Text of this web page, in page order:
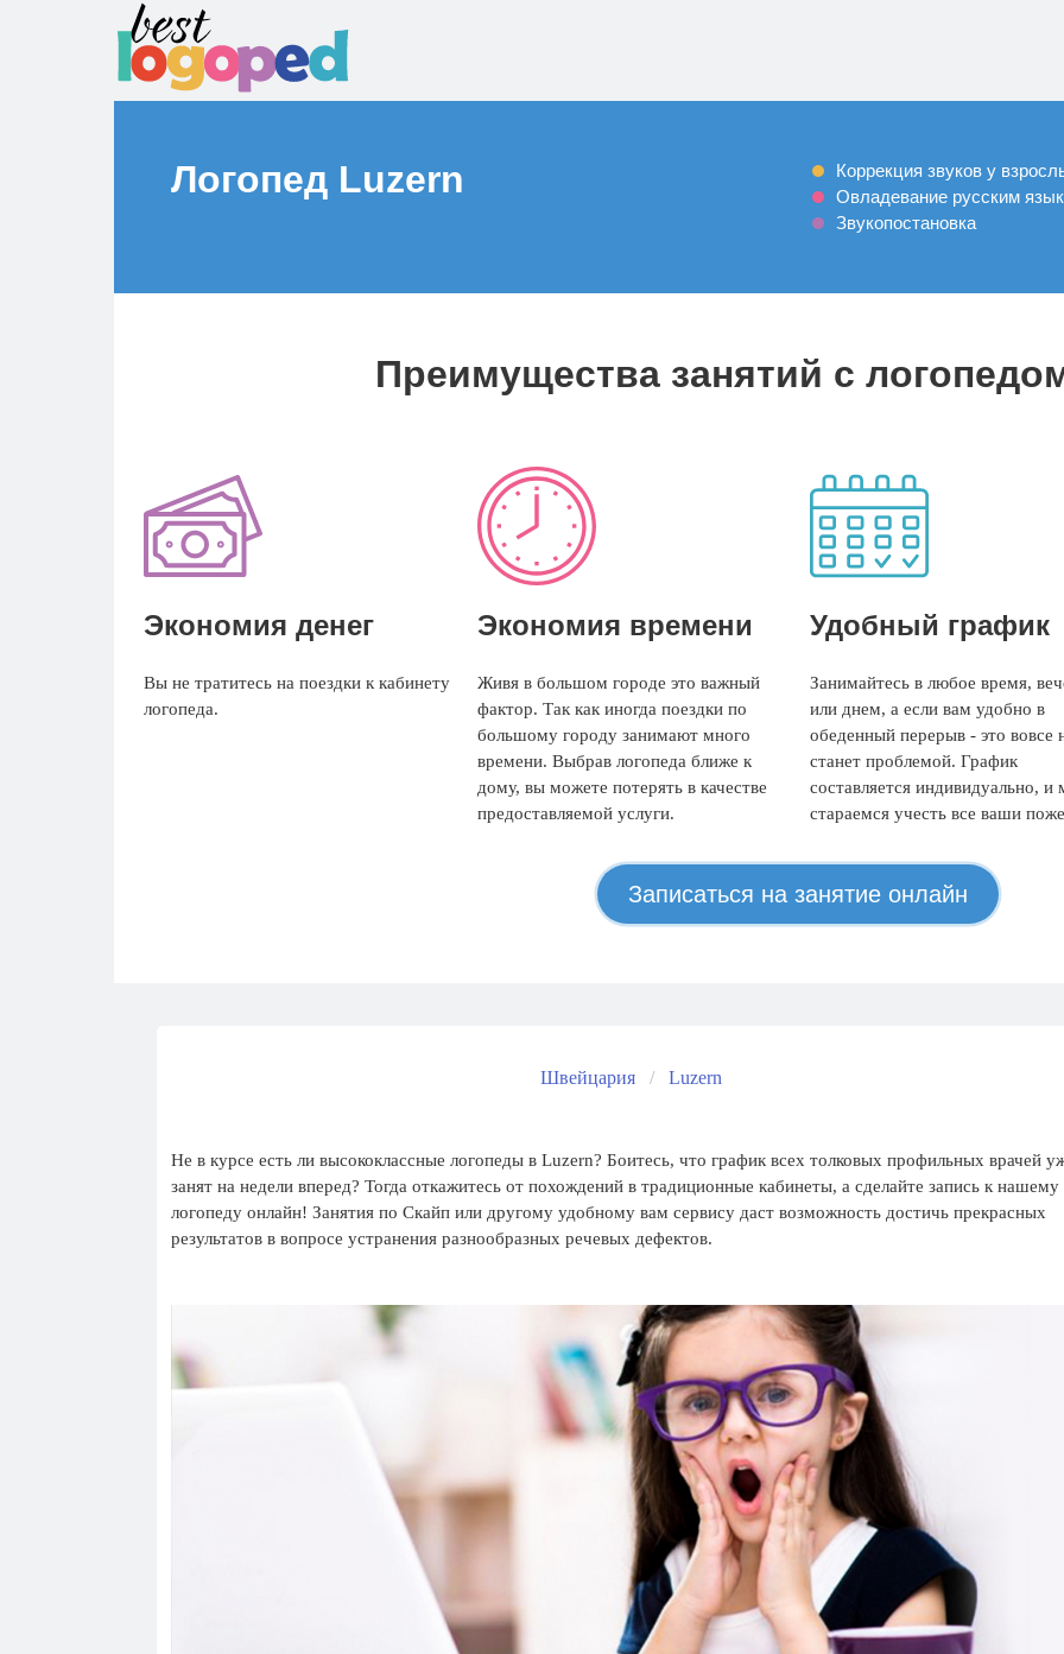
Логопед Luzern
Коррекция звуков у
Овладевание русским
Звукопостановка
Преимущества занятий с
Экономия денег
Вы не тратитесь на поездки к кабинету
логопеда.
Экономия времени
Живя в большом городе это важный
фактор. Так как иногда поездки по
большому городу занимают много
времени. Выбрав логопеда ближе к
дому, вы можете потерять в качестве
предоставляемой услуги.
Удобный график
Занимайтесь в любое время,
или днем, а если вам удобно в
обеденный перерыв - это вовсе
станет проблемой. График
составляется индивидуально, и
стараемся учесть все ваши
Записаться на занятие онлайн
Швейцария Luzern
Не в курсе есть ли высококлассные логопеды в Luzern? Боитесь, что график всех толковых профильных врачей
занят на недели вперед? Тогда откажитесь от похождений в традиционные кабинеты, а сделайте запись к нашему
логопеду онлайн! Занятия по Скайп или другому удобному вам сервису даст возможность достичь прекрасных
результатов в вопросе устранения разнообразных речевых дефектов.